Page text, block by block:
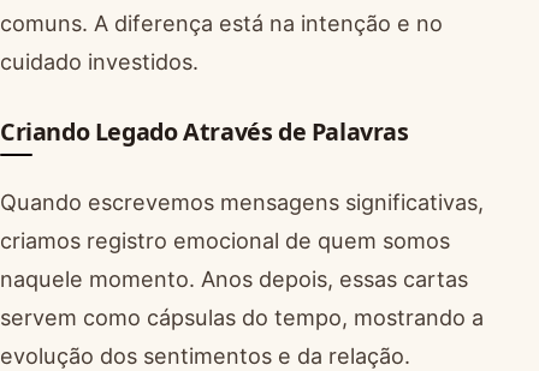
comuns. A diferença está na intenção e no
cuidado investidos.
Criando Legado Através de Palavras
Quando escrevemos mensagens significativas,
criamos registro emocional de quem somos
naquele momento. Anos depois, essas cartas
servem como cápsulas do tempo, mostrando a
evolução dos sentimentos e da relação.